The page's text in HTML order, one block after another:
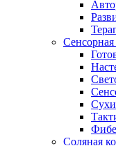
Соляная